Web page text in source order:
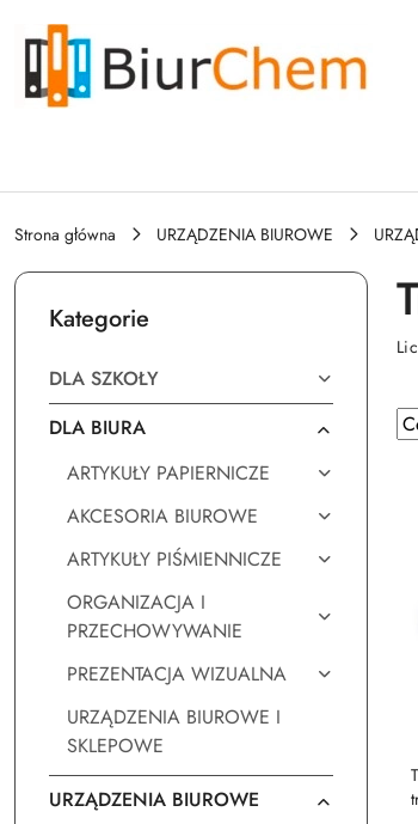
Przejdź do treści głównej
Przejdź do wyszukiwarki
Przejdź do moje konto
Przejdź do menu głównego
Przejdź do stopki
Strona główna URZĄDZENIA BIUROWE
Kategorie
DLA SZKOŁY
DLA BIURA
ARTYKUŁY PAPIERNICZE
AKCESORIA BIUROWE
ARTYKUŁY PIŚMIENNICZE
ORGANIZACJA I
PRZECHOWYWANIE
PREZENTACJA WIZUALNA
URZĄDZENIA BIUROWE I
SKLEPOWE
URZĄDZENIA BIUROWE